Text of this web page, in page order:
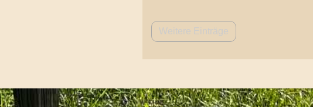
Weitere Einträge